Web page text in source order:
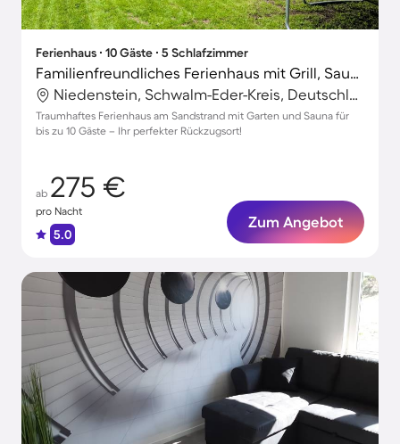
Ferienhaus ∙ 10 Gäste ∙ 5 Schlafzimmer
Familienfreundliches Ferienhaus mit Grill, Sauna und Garten | Gartenblick | Ideal für Homeoffice | Haustierfreundlich
Niedenstein, Schwalm-Eder-Kreis, Deutschland
Traumhaftes Ferienhaus am Sandstrand mit Garten und Sauna für
bis zu 10 Gäste – Ihr perfekter Rückzugsort!
ab 275 €
pro Nacht
5.0
Zum Angebot